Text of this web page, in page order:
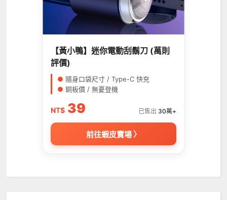
【黃小鴨】迷你電動刮鬍刀 (萬則
評價)
● 隨身口袋尺寸 / Type-C 快充
● 銅板價 / 無憂登機
NT$ 39 已售出 30萬+
前往蝦皮賣場 〉